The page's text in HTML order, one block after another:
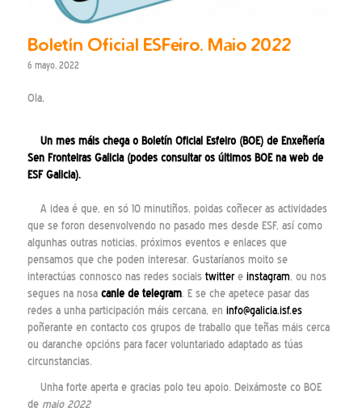
Boletín Oficial ESFeiro. Maio 2022
6 mayo, 2022
Ola,
Un mes máis chega o Boletín Oficial Esfeiro (BOE) de Enxeñería
Sen Fronteiras Galicia (podes consultar os últimos BOE na webde
ESF Galicia).
A idea é que, en só 10 minutiños, poidas coñecer as actividades
que se foron desenvolvendo no pasado mes desde ESF, así como
algunhas outras noticias, próximos eventos e enlaces que
pensamos que che poden interesar. Gustaríanos moito se
interactúas connosco nas redes sociais twittere instagram, ou nos
segues na nosa canle de telegram. E se che apetece pasar das
redes a unha participación máis cercana, en info@galicia.isf.es
poñerante en contacto cos grupos de traballo que teñas máis cerca
ou daranche opcións para facer voluntariado adaptado as túas
circunstancias.
Unha forte aperta e gracias polo teu apoio. Deixámoste co BOE
de maio 2022